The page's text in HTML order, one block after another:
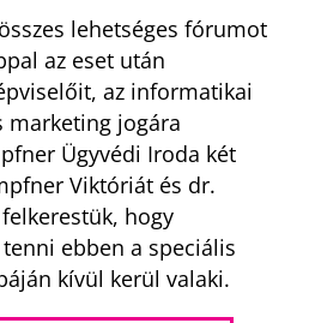
lehetséges fórumot
az eset után
az informatikai
marketing jogára
Ügyvédi Iroda két
Viktóriát és dr.
hogy
ebben a speciális
kívül kerül valaki.